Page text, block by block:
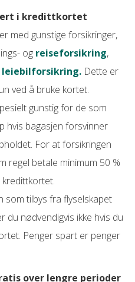
i kredittkortet
med gunstige forsikringer,
og reiseforsikring,
leiebilforsikring. Dette er
ved å bruke kortet.
gunstig for de som
hvis bagasjen forsvinner
For at forsikringen
regel betale minimum 50 %
som tilbys fra flyselskapet
du nødvendigvis ikke hvis du
Penger spart er penger
over lengre perioder